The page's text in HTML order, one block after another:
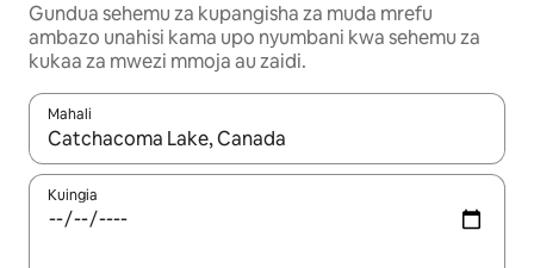
Gundua sehemu za kupangisha za muda mrefu
ambazo unahisi kama upo nyumbani kwa sehemu za
kukaa za mwezi mmoja au zaidi.
Mahali
Wakati matokeo yanapatikana, vinjari kwa kutumia vitufe vya
Kuingia